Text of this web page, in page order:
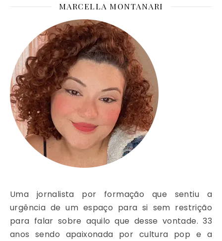
MARCELLA MONTANARI
Uma jornalista por formação que sentiu a
urgência de um espaço para si sem restrição
para falar sobre aquilo que desse vontade. 33
anos sendo apaixonada por cultura pop e a